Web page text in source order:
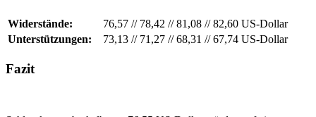
Widerstände: 76,57 //78,42 //81,08 //82,60 US-Dollar
Unterstützungen:
73,13 //71,27 //68,31 //67,74 US-Dollar
Fazit